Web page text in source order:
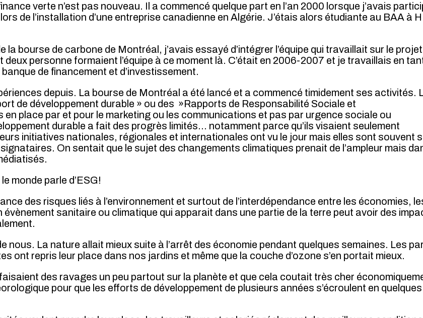
verte n’est pas nouveau. Il a commencé quelque part en l’an 2000 lorsque j’avais
de l’installation d’une entreprise canadienne en Algérie. J’étais alors étudiante au BAA à
la bourse de carbone de Montréal, j’avais essayé d’intégrer l’équipe qui travaillait sur le projet
personne formaient l’équipe à ce moment là. C’était en 2006-2007 et je travaillais en
de financement et d’investissement.
depuis. La bourse de Montréal a été lancé et a commencé timidement ses activités.
de développement durable » ou des »Rapports de Responsabilité Sociale et
place par et pour le marketing ou les communications et pas par urgence sociale ou
durable a fait des progrès limités… notamment parce qu’ils visaient seulement
initiatives nationales, régionales et internationales ont vu le jour mais elles sont souvent
On sentait que le sujet des changements climatiques prenait de l’ampleur mais
monde parle d’ESG!
des risques liés à l’environnement et surtout de l’interdépendance entre les économies,
sanitaire ou climatique qui apparait dans une partie de la terre peut avoir des
nous. La nature allait mieux suite à l’arrêt des économie pendant quelques semaines. Les
ont repris leur place dans nos jardins et même que la couche d’ozone s’en portait mieux.
des ravages un peu partout sur la planète et que cela coutait très cher
pour que les efforts de développement de plusieurs années s’écroulent en quelques